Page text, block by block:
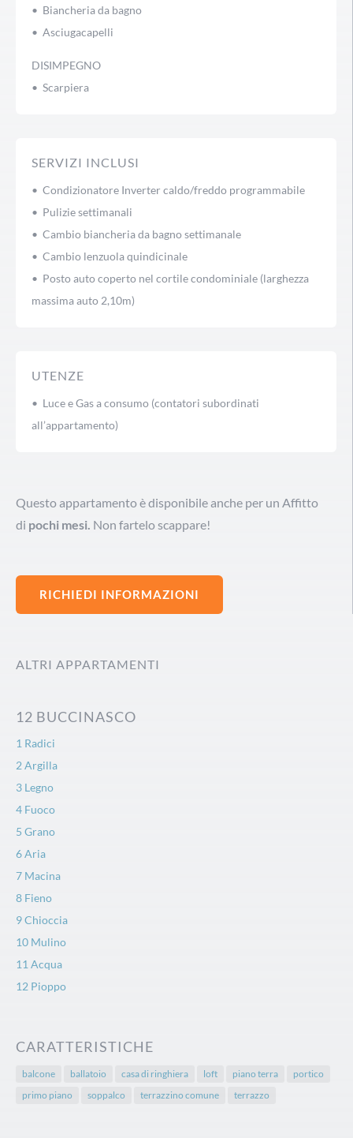
• Biancheria da bagno
• Asciugacapelli
DISIMPEGNO
• Scarpiera
SERVIZI INCLUSI
• Condizionatore Inverter caldo/freddo programmabile
• Pulizie settimanali
• Cambio biancheria da bagno settimanale
• Cambio lenzuola quindicinale
• Posto auto coperto nel cortile condominiale (larghezza
massima auto 2,10m)
UTENZE
• Luce e Gas a consumo (contatori subordinati
all’appartamento)
Questo appartamento è disponibile anche per un Affitto
di pochi mesi. Non fartelo scappare!
RICHIEDI INFORMAZIONI
ALTRI APPARTAMENTI
12 BUCCINASCO
1 Radici
2 Argilla
3 Legno
4 Fuoco
5 Grano
6 Aria
7 Macina
8 Fieno
9 Chioccia
10 Mulino
11 Acqua
12 Pioppo
CARATTERISTICHE
balcone ballatoio casa di ringhiera loft piano terra
portico
primo piano
soppalco terrazzino comune terrazzo